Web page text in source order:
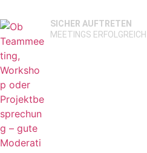
SICHER AUFTRETEN
MEETINGS